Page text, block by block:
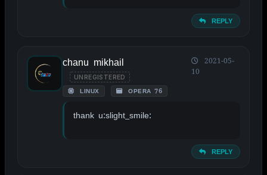
REPLY
chanu mikhail
UNREGISTERED
LINUX OPERA 76
2021-05-
10
thank u:slight_smile:
REPLY